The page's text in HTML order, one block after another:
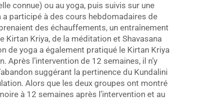
connue) ou au yoga, puis suivis sur une
participé à des cours hebdomadaires de
des échauffements, un entraînement
Kriya, de la méditation et Shavasana
de yoga a également pratiqué le Kirtan Kriya
l’intervention de 12 semaines, il n’y
suggérant la pertinence du Kundalini
Alors que les deux groupes ont montré
à 12 semaines après l’intervention et au